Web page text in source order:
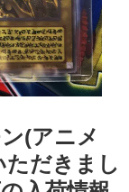
(アニメ
だきまし